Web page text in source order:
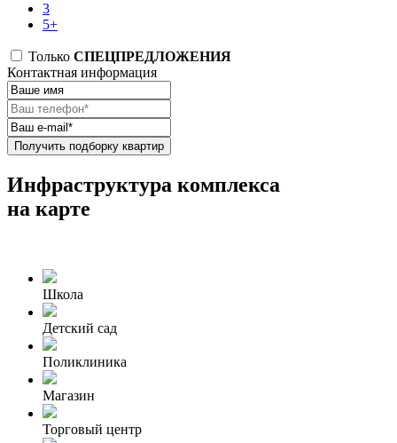
3
5+
Только СПЕЦПРЕДЛОЖЕНИЯ
Контактная информация
Получить подборку квартир
Инфраструктура комплекса
на карте
Школа
Детский сад
Поликлиника
Магазин
Торговый центр